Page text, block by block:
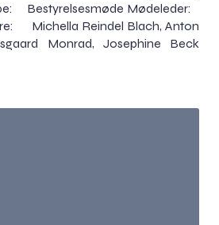
Bestyrelsesmøde Mødeleder:
Michella Reindel Blach, Anton
Monrad, Josephine Beck